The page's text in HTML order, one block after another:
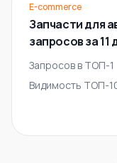
E-commerce
Запчасти для
запросов за 11
Запросов в ТОП-1
Видимость ТОП-